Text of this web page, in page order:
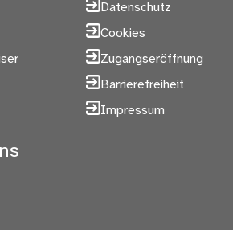
Datenschutz
Cookies
Zugangseröffnung
Barrierefreiheit
Impressum